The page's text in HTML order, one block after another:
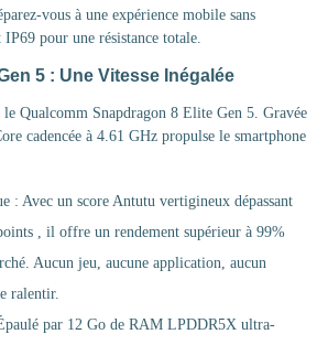
vous à une expérience mobile sans
pour une résistance totale.
5 : Une Vitesse Inégalée
Qualcomm Snapdragon 8 Elite Gen 5. Gravée
cadencée à 4.61 GHz propulse le smartphone
: Avec un score Antutu vertigineux dépassant
, il offre un rendement supérieur à 99%
Aucun jeu, aucune application, aucun
ralentir.
par 12 Go de RAM LPDDR5X ultra-